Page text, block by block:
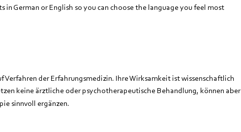
in German or English so you can choose the language you feel most
Verfahren der Erfahrungsmedizin. Ihre Wirksamkeit ist wissenschaftlich
keine ärztliche oder psychotherapeutische Behandlung, können aber
sinnvoll ergänzen.